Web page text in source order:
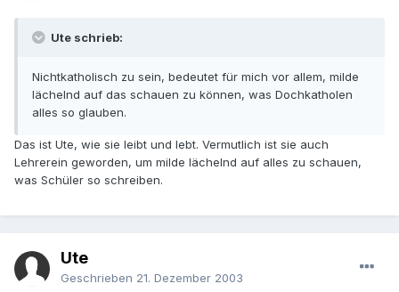
Ute schrieb:
Nichtkatholisch zu sein, bedeutet für mich vor allem, milde
lächelnd auf das schauen zu können, was Dochkatholen
alles so glauben.
Das ist Ute, wie sie leibt und lebt. Vermutlich ist sie auch
Lehrerein geworden, um milde lächelnd auf alles zu schauen,
was Schüler so schreiben.
Ute
Geschrieben 21. Dezember 2003